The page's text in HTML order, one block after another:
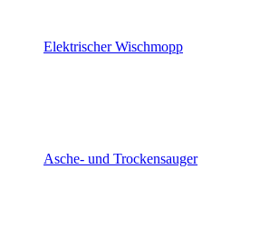
Elektrischer Wischmopp
Asche- und Trockensauger